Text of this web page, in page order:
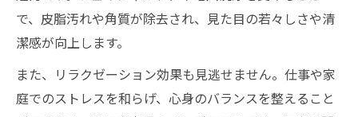
で、皮脂汚れや角質が除去され、見た目の若々しさや清
潔感が向上します。
また、リラクゼーション効果も見逃せません。仕事や家
庭でのストレスを和らげ、心身のバランスを整えること